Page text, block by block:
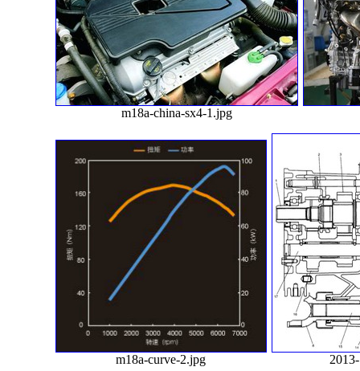
m18a-china-sx4-1.jpg
m18a-curve-2.jpg